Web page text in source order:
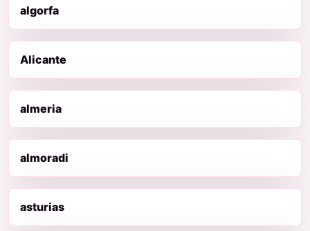
algorfa
Alicante
almeria
almoradi
asturias